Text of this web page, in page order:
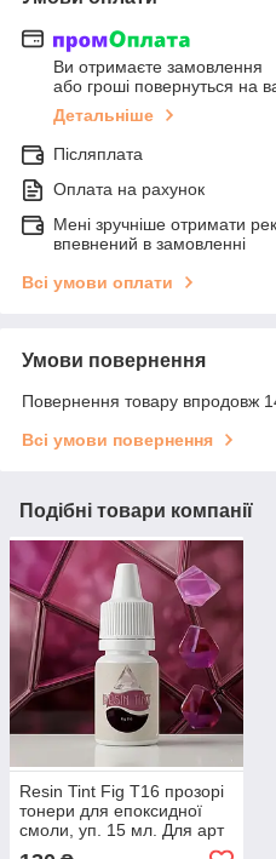
Ви отримаєте замовлення
або гроші повернуться на
Детальніше
Післяплата
Оплата на рахунок
Мені зручніше отримати
впевнений в замовленні
Всі умови оплати
Умови повернення
Повернення товару впродовж
Всі умови повернення
Подібні товари компанії
Resin Tint Fig T16 прозорі
тонери для епоксидної
смоли, уп. 15 мл. Для арт